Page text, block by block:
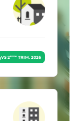
VS 2èmeTRIM. 2026